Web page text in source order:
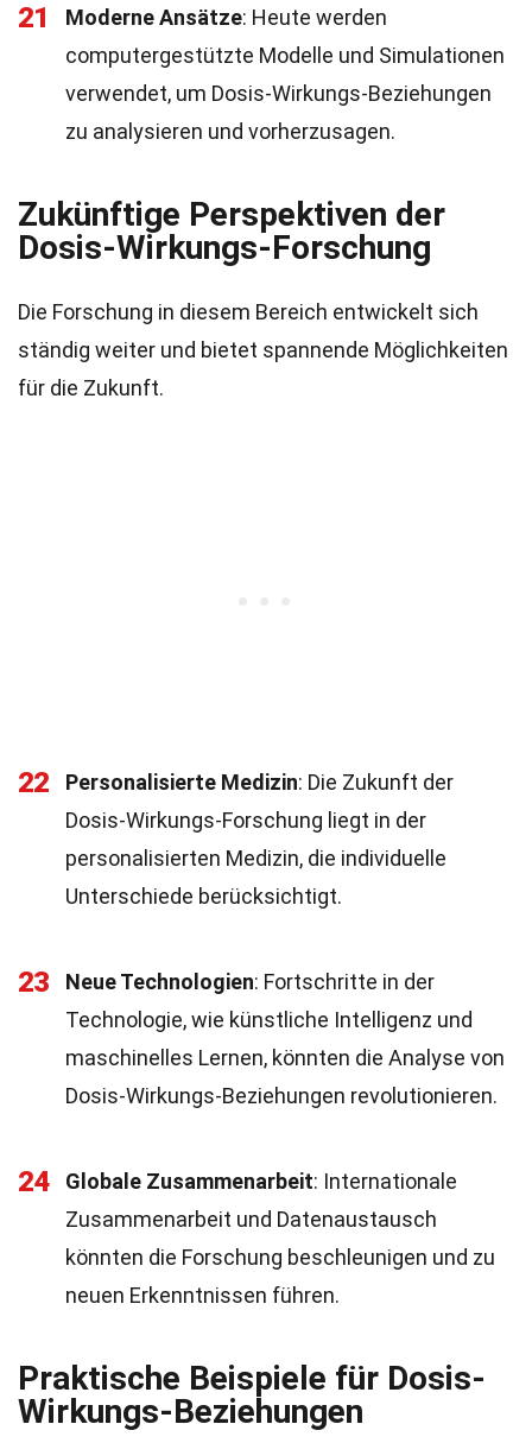
21 Moderne Ansätze: Heute werden
computergestützte Modelle und Simulationen
verwendet, um Dosis-Wirkungs-Beziehungen
zu analysieren und vorherzusagen.
Zukünftige Perspektiven der
Dosis-Wirkungs-Forschung
Die Forschung in diesem Bereich entwickelt sich
ständig weiter und bietet spannende Möglichkeiten
für die Zukunft.
22 Personalisierte Medizin: Die Zukunft der
Dosis-Wirkungs-Forschung liegt in der
personalisierten Medizin, die individuelle
Unterschiede berücksichtigt.
23 Neue Technologien: Fortschritte in der
Technologie, wie künstliche Intelligenz und
maschinelles Lernen, könnten die Analyse von
Dosis-Wirkungs-Beziehungen revolutionieren.
24 Globale Zusammenarbeit: Internationale
Zusammenarbeit und Datenaustausch
könnten die Forschung beschleunigen und zu
neuen Erkenntnissen führen.
Praktische Beispiele für Dosis-
Wirkungs-Beziehungen